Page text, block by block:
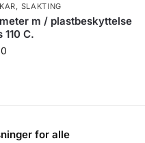
, SLAKTING
m / plastbeskyttelse
110 C.
for alle